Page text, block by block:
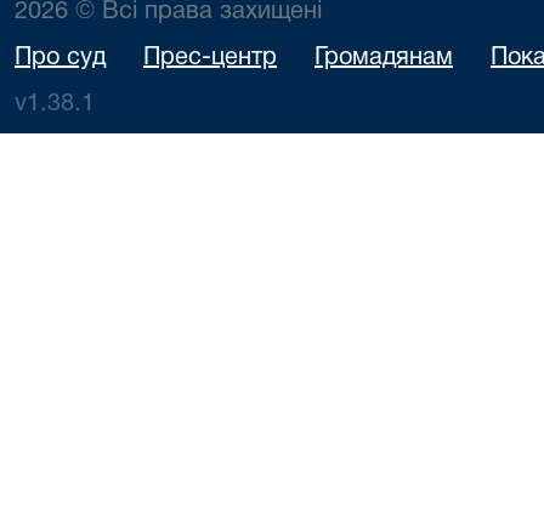
2026 © Всі права захищені
Про суд Прес-центр Громадянам
v1.38.1